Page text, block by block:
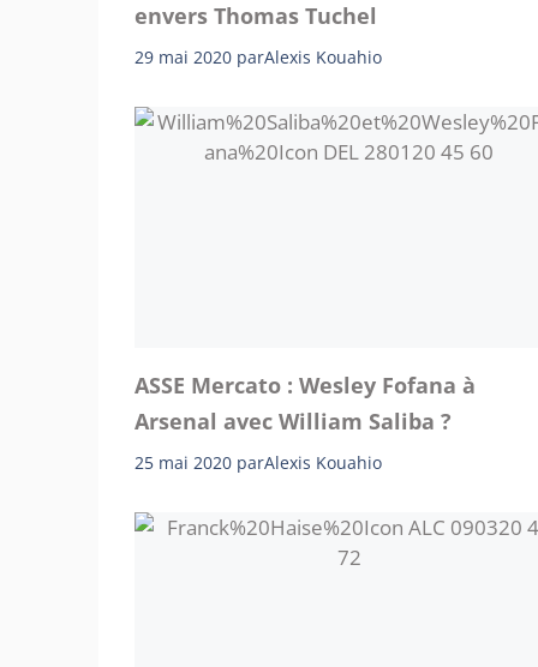
envers Thomas Tuchel
29 mai 2020 parAlexis Kouahio
ASSE Mercato : Wesley Fofana à
Arsenal avec William Saliba ?
25 mai 2020 parAlexis Kouahio